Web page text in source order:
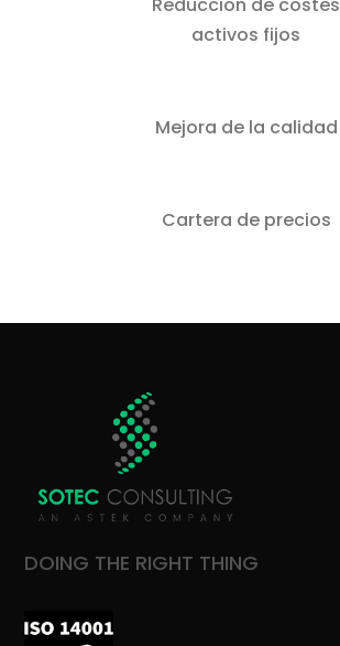
Reducción de costes
activos fijos
Mejora de la calidad
Cartera de precios
DOING THE RIGHT THING